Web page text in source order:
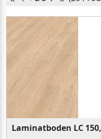
Laminatboden LC